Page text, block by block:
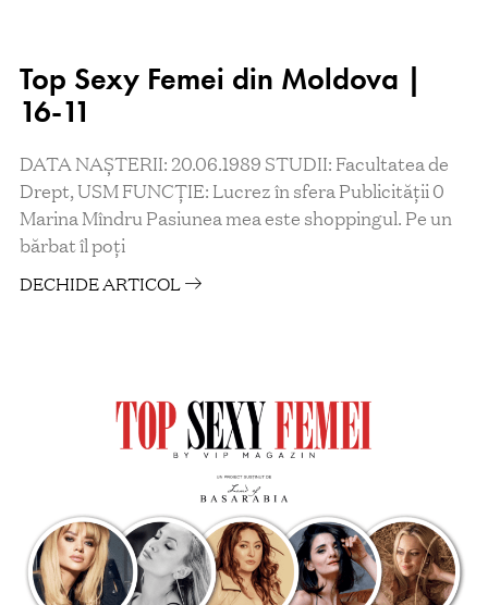
Top Sexy Femei din Moldova |
16-11
DATA NAȘTERII: 20.06.1989 STUDII: Facultatea de
Drept, USM FUNCŢIE: Lucrez în sfera Publicității 0
Marina Mîndru Pasiunea mea este shoppingul. Pe un
bărbat îl poţi
DECHIDE ARTICOL